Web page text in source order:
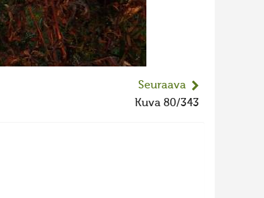
Seuraava
Kuva 80/343